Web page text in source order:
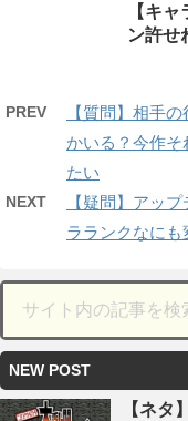
【キ
ン許せ
PREV
【質問】相手
かいる？今作そ
たい
NEXT
【疑問】アッ
ラランクなにも
NEW POST
【ネタ